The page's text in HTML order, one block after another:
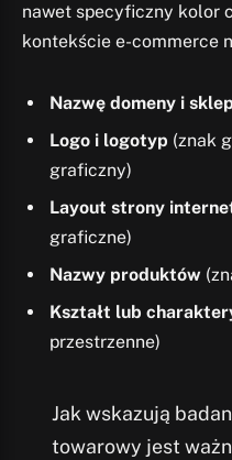
nawet specyficzny kolor
kontekście e-commerce
Nazwę domeny i
Logo i logotyp (znak
graficzny)
Layout strony
graficzne)
Nazwy produktów
Kształt lub
przestrzenne)
Jak wskazują
towarowy jest